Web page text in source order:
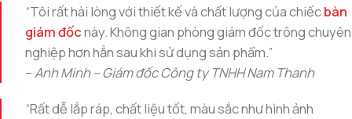
“Tôi rất hài lòng với thiết kế và chất lượng của chiếcbàn
giám đốcnày. Không gian phòng giám đốc trông chuyên
nghiệp hơn hẳn sau khi sử dụng sản phẩm.”
–Anh Minh – Giám đốc Công ty TNHH Nam Thanh
“Rất dễ lắp ráp, chất liệu tốt, màu sắc như hình ảnh